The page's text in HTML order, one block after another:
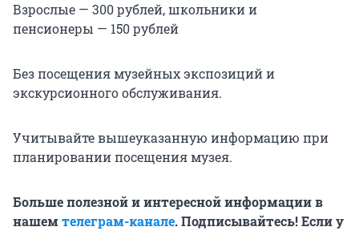
Взрослые — 300 рублей, школьники и
пенсионеры — 150 рублей
Без посещения музейных экспозиций и
экскурсионного обслуживания.
Учитывайте вышеуказанную информацию при
планировании посещения музея.
Больше полезной и интересной информации в
нашемтелеграм-канале. Подписывайтесь! Если у